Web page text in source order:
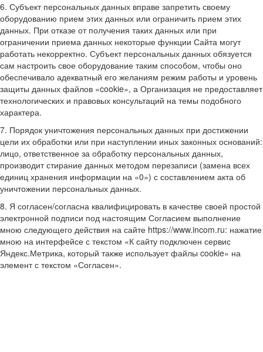
6. Субъект персональных данных вправе запретить своему
оборудованию прием этих данных или ограничить прием этих
данных. При отказе от получения таких данных или при
ограничении приема данных некоторые функции Сайта могут
работать некорректно. Субъект персональных данных обязуется
сам настроить свое оборудование таким способом, чтобы оно
обеспечивало адекватный его желаниям режим работы и уровень
защиты данных файлов «cookie», а Организация не предоставляет
технологических и правовых консультаций на темы подобного
характера.
7. Порядок уничтожения персональных данных при достижении
цели их обработки или при наступлении иных законных оснований:
лицо, ответственное за обработку персональных данных,
производит стирание данных методом перезаписи (замена всех
единиц хранения информации на «0») с составлением акта об
уничтожении персональных данных.
8. Я согласен/согласна квалифицировать в качестве своей простой
электронной подписи под настоящим Согласием выполнение
мною следующего действия на сайте https://www.incom.ru: нажатие
мною на интерфейсе с текстом «К сайту подключен сервис
Яндекс.Метрика, который также использует файлы cookie» на
элемент с текстом «Согласен».